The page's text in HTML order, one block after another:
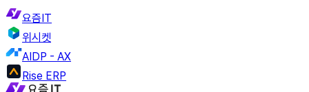
요즘IT
위시켓
AIDP - AX
Rise ERP